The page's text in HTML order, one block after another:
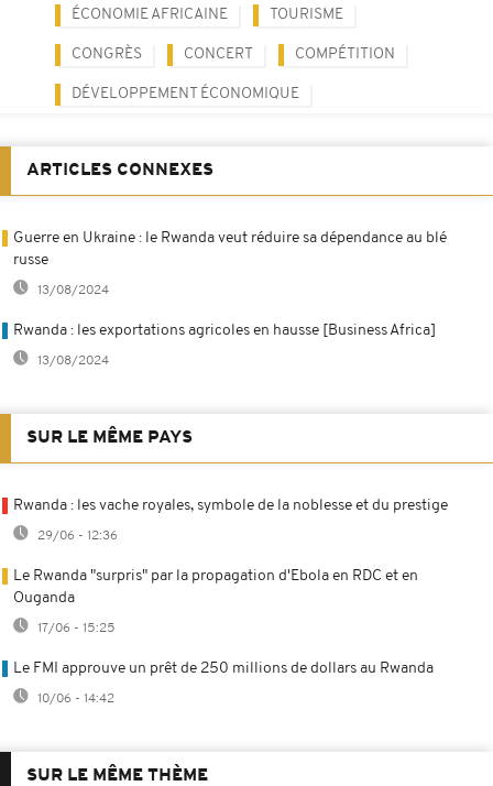
ÉCONOMIE AFRICAINE TOURISME
CONGRÈS CONCERT COMPÉTITION
DÉVELOPPEMENT ÉCONOMIQUE
ARTICLES CONNEXES
Guerre en Ukraine : le Rwanda veut réduire sa dépendance au blé
russe
13/08/2024
Rwanda : les exportations agricoles en hausse [Business Africa]
13/08/2024
SUR LE MÊME PAYS
Rwanda : les vache royales, symbole de la noblesse et du prestige
29/06 - 12:36
Le Rwanda "surpris" par la propagation d'Ebola en RDC et en
Ouganda
17/06 - 15:25
Le FMI approuve un prêt de 250 millions de dollars au Rwanda
10/06 - 14:42
SUR LE MÊME THÈME